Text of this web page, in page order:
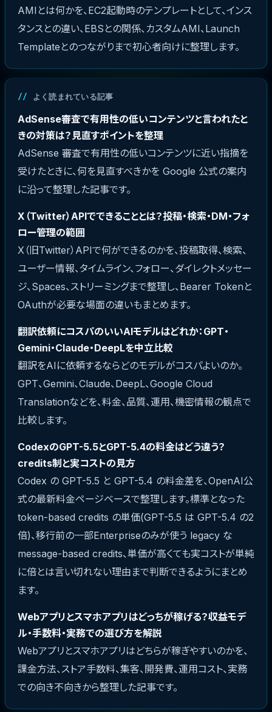
AMIとは何かを、EC2起動時のテンプレートとして、インス
タンスとの違い、EBSとの関係、カスタムAMI、Launch
Templateとのつながりまで初心者向けに整理します。
よく読まれている記事
AdSense審査で有用性の低いコンテンツと言われたと
きの対策は？見直すポイントを整理
AdSense 審査で有用性の低いコンテンツに近い指摘を
受けたときに、何を見直すべきかを Google 公式の案内
に沿って整理した記事です。
X（Twitter）APIでできることとは？投稿・検索・DM・フォ
ロー管理の範囲
X（旧Twitter）APIで何ができるのかを、投稿取得、検索、
ユーザー情報、タイムライン、フォロー、ダイレクトメッセー
ジ、Spaces、ストリーミングまで整理し、Bearer Tokenと
OAuthが必要な場面の違いもまとめます。
翻訳依頼にコスパのいいAIモデルはどれか：GPT・
Gemini・Claude・DeepLを中立比較
翻訳をAIに依頼するならどのモデルがコスパよいのか。
GPT、Gemini、Claude、DeepL、Google Cloud
Translationなどを、料金、品質、運用、機密情報の観点で
比較します。
CodexのGPT-5.5とGPT-5.4の料金はどう違う？
credits制と実コストの見方
Codex の GPT-5.5 と GPT-5.4 の料金差を、OpenAI公
式の最新料金ページベースで整理します。標準となった
token-based credits の単価(GPT-5.5 は GPT-5.4 の2
倍)、移行前の一部Enterpriseのみが使う legacy な
message-based credits、単価が高くても実コストが単純
に倍とは言い切れない理由まで判断できるようにまとめ
ます。
Webアプリとスマホアプリはどっちが稼げる？収益モデ
ル・手数料・実務での選び方を解説
Webアプリとスマホアプリはどちらが稼ぎやすいのかを、
課金方法、ストア手数料、集客、開発費、運用コスト、実務
での向き不向きから整理した記事です。